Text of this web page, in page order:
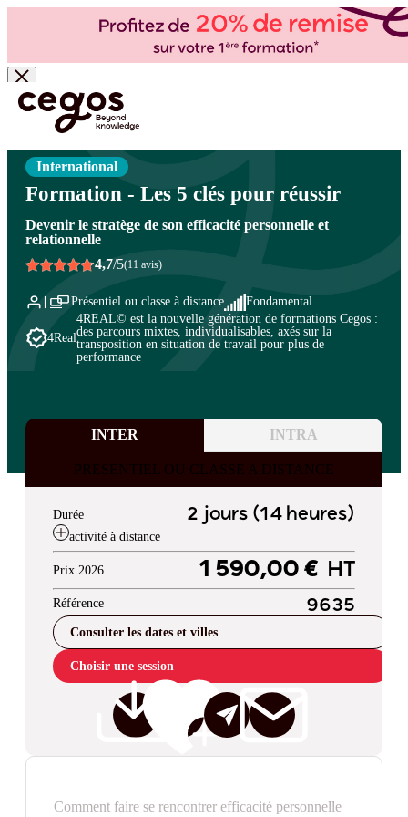
Skip to main content
Vous êtes ici : Accueil >Cegos, organisme de formation à Paris et en régions
Développement personnel
International
Formation - Les 5 clés pour réussir
Devenir le stratège de son efficacité personnelle et
relationnelle
4,7/5(11 avis)
Présentiel ou classe à distance Fondamental
4Real
4REAL© est la nouvelle génération de formations Cegos :
des parcours mixtes, individualisables, axés sur la
transposition en situation de travail pour plus de
performance
INTER INTRA
PRESENTIEL OU CLASSE A DISTANCE
Durée 2 jours (14 heures)
activité à distance
Prix 2026 1 590,00 € HT
Référence 9635
Consulter les dates et villes
Choisir une session
Comment faire se rencontrer efficacité personnelle